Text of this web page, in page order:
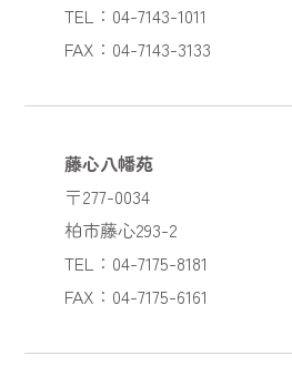
TEL：04-7143-1011
FAX：04-7143-3133
藤心八幡苑
〒277-0034
柏市藤心293-2
TEL：04-7175-8181
FAX：04-7175-6161